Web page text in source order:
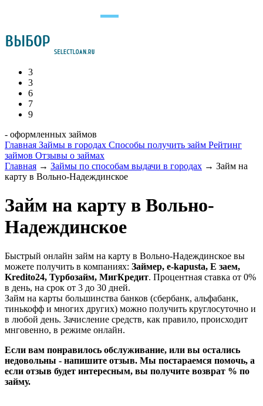
3
3
6
7
9
- оформленных займов
Главная Займы в городах Способы получить займ Рейтинг
займов Отзывы о займах
Главная → Займы по способам выдачи в городах → Займ на
карту в Вольно-Надеждинское
Займ на карту в Вольно-
Надеждинское
Быстрый онлайн займ на карту в Вольно-Надеждинское вы
можете получить в компаниях: Займер, e-kapusta, Е заем,
Kredito24, Турбозайм, МигКредит. Процентная ставка от 0%
в день, на срок от 3 до 30 дней.
Займ на карты большинства банков (сбербанк, альфабанк,
тинькофф и многих других) можно получить круглосуточно и
в любой день. Зачисление средств, как правило, происходит
мнговенно, в режиме онлайн.
Если вам понравилось обслуживание, или вы остались
недовольны - напишите отзыв. Мы постараемся помочь, а
если отзыв будет интересным, вы получите возврат % по
займу.